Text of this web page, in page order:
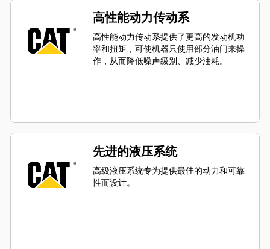
高性能动力传动系
高性能动力传动系提供了更高的发动机功
率和扭矩，可使机器只使用部分油门来操
作，从而降低噪声级别、减少油耗。
先进的液压系统
高级液压系统专为提供最佳的动力和可靠
性而设计。